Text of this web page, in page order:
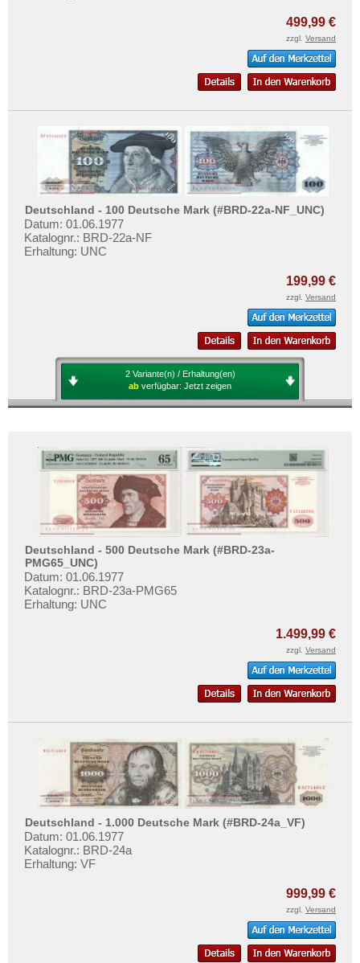
499,99 €
zzgl. Versand
Deutschland - 100 Deutsche Mark (#BRD-22a-NF_UNC)
Datum: 01.06.1977
Katalognr.: BRD-22a-NF
Erhaltung: UNC
199,99 €
zzgl. Versand
2 Variante(n) / Erhaltung(en)
ab verfügbar: Jetzt zeigen
Deutschland - 500 Deutsche Mark (#BRD-23a-
PMG65_UNC)
Datum: 01.06.1977
Katalognr.: BRD-23a-PMG65
Erhaltung: UNC
1.499,99 €
zzgl. Versand
Deutschland - 1.000 Deutsche Mark (#BRD-24a_VF)
Datum: 01.06.1977
Katalognr.: BRD-24a
Erhaltung: VF
999,99 €
zzgl. Versand